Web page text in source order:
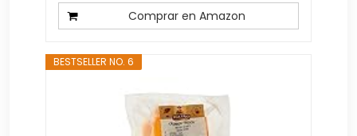
Comprar en Amazon
BESTSELLER NO. 6